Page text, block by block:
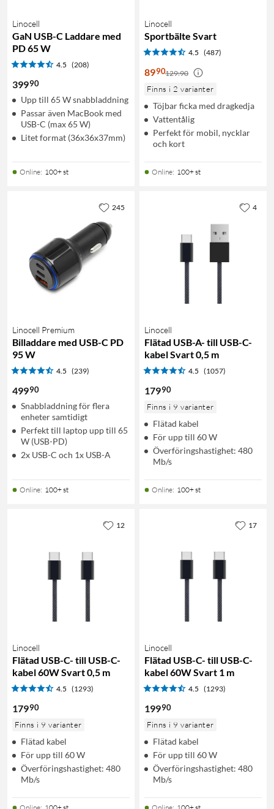
Linocell
GaN USB-C Laddare med
PD 65 W
4.5 (208)
39990
Upp till 65 W snabbladdning
Passar även MacBook med
USB-C (max 65 W)
Litet format (36x36x37mm)
Online: 100+ st
Linocell
Sportbälte Svart
4.5 (487)
8990129:90
Finns i 2 varianter
Töjbar ficka med dragkedja
Vattentålig
Perfekt för mobil, nycklar
och kort
Online: 100+ st
Linocell Premium
Billaddare med USB-C PD
95 W
4.5 (239)
49990
Snabbladdning för flera
enheter samtidigt
Perfekt till laptop upp till 65
W (USB-PD)
2x USB-C och 1x USB-A
Online: 100+ st
245
Linocell
Flätad USB-A- till USB-C-
kabel Svart 0,5 m
4.5 (1057)
17990
Finns i 9 varianter
Flätad kabel
För upp till 60 W
Överföringshastighet: 480
Mb/s
Online: 100+ st
4
Linocell
Flätad USB-C- till USB-C-
kabel 60W Svart 0,5 m
4.5 (1293)
17990
Finns i 9 varianter
Flätad kabel
För upp till 60 W
Överföringshastighet: 480
Mb/s
12
Linocell
Flätad USB-C- till USB-C-
kabel 60W Svart 1 m
4.5 (1293)
19990
Finns i 9 varianter
Flätad kabel
För upp till 60 W
Överföringshastighet: 480
Mb/s
17